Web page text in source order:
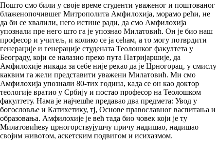
Пошто смо били у своје време студенти уваженог и поштованог
блаженопочившег Митрополита Амфилохија, морамо рећи, не
да би се хвалили, него истине ради, да смо Амфилохија
упознали пре него што га је упознао Милатовић. Он је био наш
професор и учитељ, и колико се ја сећам, а то могу потврдити
генерације и генерације студената Теолошког факултета у
Београду, који се налазио преко пута Патријаршије, да
Амфилохије никада за себе није рекао да је Црногорац, у смислу
каквим га жели представити уважени Милатовић. Ми смо
Амфилохија упознали 80-тих година, када се он као доктор
теологије вратио у Србију и постао професор на Теолошком
факултету. Нама је најчешће предавао два предмета: Увод у
богословље и Катихетику, тј, Основе православног васпитања и
образовања. Амфилохије је већ тада био човек који је ту
Милатовићеву црногорствујушчу причу надишао, надишао
својим животом, аскетским подвигом и исихазмом.